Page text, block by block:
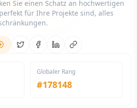
Sie einen Schatz an hochwertigen
für Ihre Projekte sind, alles
Share on Twitter
Share on Facebook
Share on LinkedIn
Copy link
Globaler Rang
#178148